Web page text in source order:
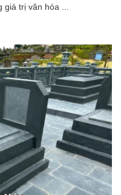
giá trị văn hóa ...